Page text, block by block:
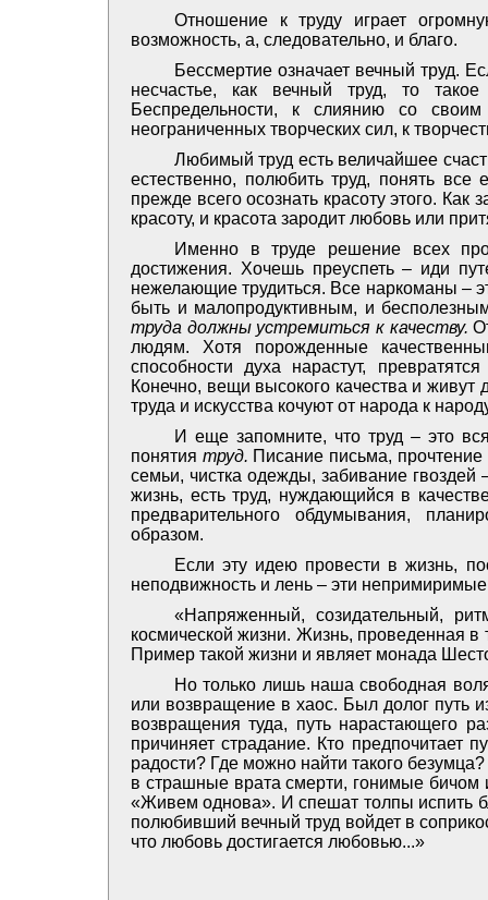
Отношение к труду играет
возможность, а, следовательно, и благо.
Бессмертие означает вечный труд.
несчастье, как вечный труд, то
Беспредельности, к слиянию со
неограниченных творческих сил, к
Любимый труд есть величайшее
естественно, полюбить труд, понять
прежде всего осознать красоту этого. Как
красоту, и красота зародит любовь или
Именно в труде решение всех
достижения. Хочешь преуспеть – иди
нежелающие трудиться. Все наркоманы –
быть и малопродуктивным, и
труда должны устремиться к качеству.
людям. Хотя порожденные
способности духа нарастут,
Конечно, вещи высокого качества и
труда и искусства кочуют от народа к
И еще запомните, что труд – это
понятия труд. Писание письма, прочтение
семьи, чистка одежды, забивание
жизнь, есть труд, нуждающийся в
предварительного обдумывания,
образом.
Если эту идею провести в жизнь,
неподвижность и лень – эти
«Напряженный, созидательный,
космической жизни. Жизнь, проведенная
Пример такой жизни и являет монада
Но только лишь наша свободная
или возвращение в хаос. Был долог путь
возвращения туда, путь нарастающего
причиняет страдание. Кто предпочитает
радости? Где можно найти такого
в страшные врата смерти, гонимые
«Живем однова». И спешат толпы испить
полюбивший вечный труд войдет в
что любовь достигается любовью...»